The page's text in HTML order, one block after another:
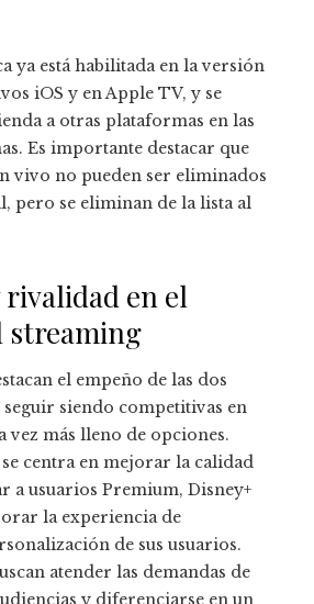
ya está habilitada en la versión
iOS y en Apple TV, y se
a otras plataformas en las
Es importante destacar que
vivo no pueden ser eliminados
pero se eliminan de la lista al
rivalidad en el
streaming
el empeño de las dos
siendo competitivas en
vez más lleno de opciones.
centra en mejorar la calidad
a usuarios Premium, Disney+
la experiencia de
de sus usuarios.
atender las demandas de
y diferenciarse en un